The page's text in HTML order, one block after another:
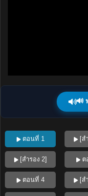
🔊
ตอนที่ 1 [ส
[สำรอง 2] ต
ตอนที่ 4 [ส